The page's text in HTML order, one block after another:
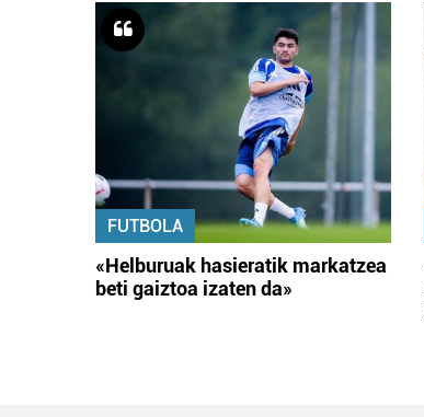
FUTBOLA
«Helburuak hasieratik markatzea
beti gaiztoa izaten da»